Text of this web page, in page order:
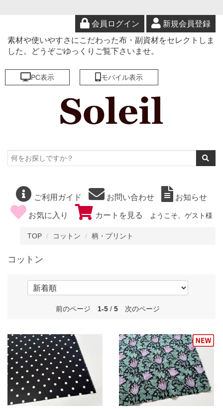
会員ログイン
新規会員登録
素材や使いやすさにこだわった布・副資材をセレクトしま
した。どうぞごゆっくりご覧下さいませ。
PC表示 モバイル表示
ご利用ガイド お問い合わせ お知らせ
お気に入り カートを見る ようこそ、ゲスト様
TOP コットン 柄・プリント
コットン
前のページ 1-5 / 5 次のページ